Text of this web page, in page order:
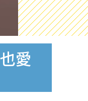
愛